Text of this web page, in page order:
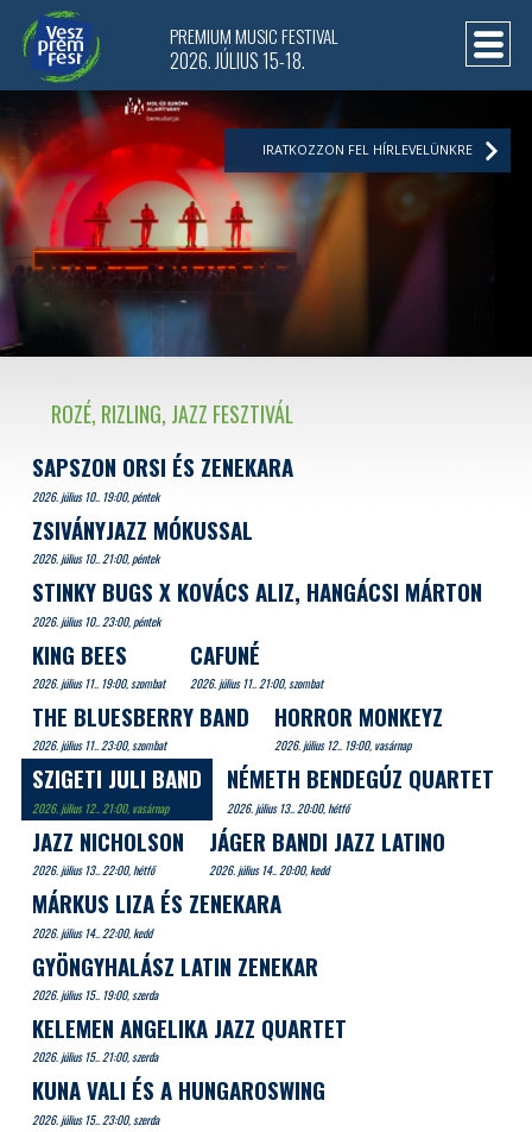
ROZÉ, RIZLING, JAZZ FESZTIVÁL
SAPSZON ORSI ÉS ZENEKARA
2026. július 10.. 19:00, péntek
ZSIVÁNYJAZZ MÓKUSSAL
2026. július 10.. 21:00, péntek
STINKY BUGS X KOVÁCS ALIZ, HANGÁCSI MÁRTON
2026. július 10.. 23:00, péntek
KING BEES
2026. július 11.. 19:00, szombat
CAFUNÉ
2026. július 11.. 21:00, szombat
THE BLUESBERRY BAND
2026. július 11.. 23:00, szombat
HORROR MONKEYZ
2026. július 12.. 19:00, vasárnap
SZIGETI JULI BAND
2026. július 12.. 21:00, vasárnap
NÉMETH BENDEGÚZ QUARTET
2026. július 13.. 20:00, hétfő
JAZZ NICHOLSON
2026. július 13.. 22:00, hétfő
JÁGER BANDI JAZZ LATINO
2026. július 14.. 20:00, kedd
MÁRKUS LIZA ÉS ZENEKARA
2026. július 14.. 22:00, kedd
GYÖNGYHALÁSZ LATIN ZENEKAR
2026. július 15.. 19:00, szerda
KELEMEN ANGELIKA JAZZ QUARTET
2026. július 15.. 21:00, szerda
KUNA VALI ÉS A HUNGAROSWING
2026. július 15.. 23:00, szerda
PREMIUM MUSIC FESTIVAL
2026. JÚLIUS 15-18.
IRATKOZZON FEL HÍRLEVELÜNKRE